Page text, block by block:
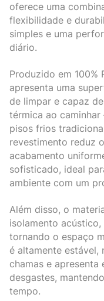
oferece uma
flexibilidade e
simples e uma
diário.
Produzido em 100%
apresenta uma
de limpar e capaz
térmica ao
pisos frios
revestimento reduz
acabamento
sofisticado, ideal
ambiente com um
Além disso, o
isolamento
tornando o espaço
é altamente estável,
chamas e apresenta
desgastes,
tempo.